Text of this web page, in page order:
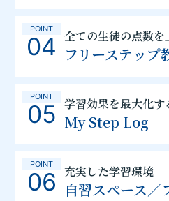
POINT
04 全ての生徒の点数を
フリーステップ
POINT
05 学習効果を最大化す
My Step Log
POINT
06 充実した学習環境
自習スペース